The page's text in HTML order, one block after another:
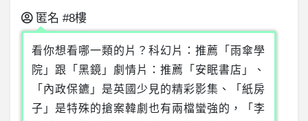
匿名 #8樓
看你想看哪一類的片？科幻片：推薦「雨傘學
院」跟「黑鏡」劇情片：推薦「安眠書店」、
「內政保鑣」是英國少見的精彩影集、「紙房
子」是特殊的搶案韓劇也有兩檔蠻強的，「李